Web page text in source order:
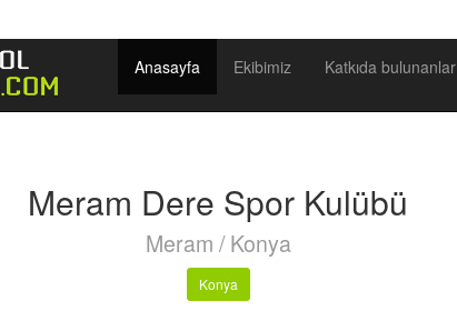
Anasayfa Ekibimiz Katkıda bulunanlar
Meram Dere Spor Kulübü
Meram / Konya
Konya